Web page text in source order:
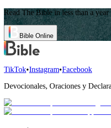
Read The Bible in less than a year
Bible Online
TikTok•Instagram•Facebook
Devocionales, Oraciones y